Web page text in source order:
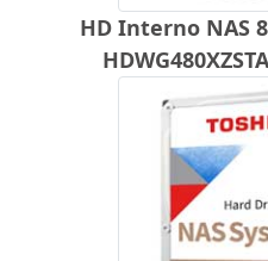
HD Interno NAS